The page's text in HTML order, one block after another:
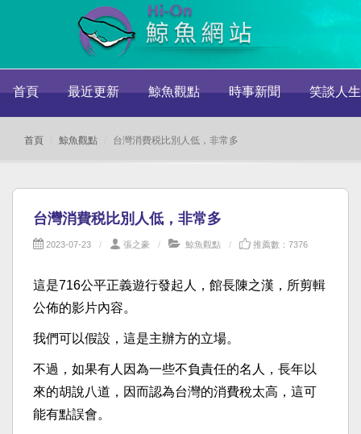
首頁 最近更新 鯨魚觀點 時事新聞 笑談人生
首頁 鯨魚觀點 台灣消費税比別人低，非常多
台灣消費税比別人低，非常多
2023-07-23 張之豪 鯨魚觀點 推薦數：7376
這是716公平正義遊行發起人，館長陳之漢，所剪輯
公佈的影片內容。
我們可以假設，這是主辦方的立場。
不過，如果有人因為一些不負責任的名人，長年以
來的胡說八道，因而認為台灣的消費稅太高，這可
能有點誤會。